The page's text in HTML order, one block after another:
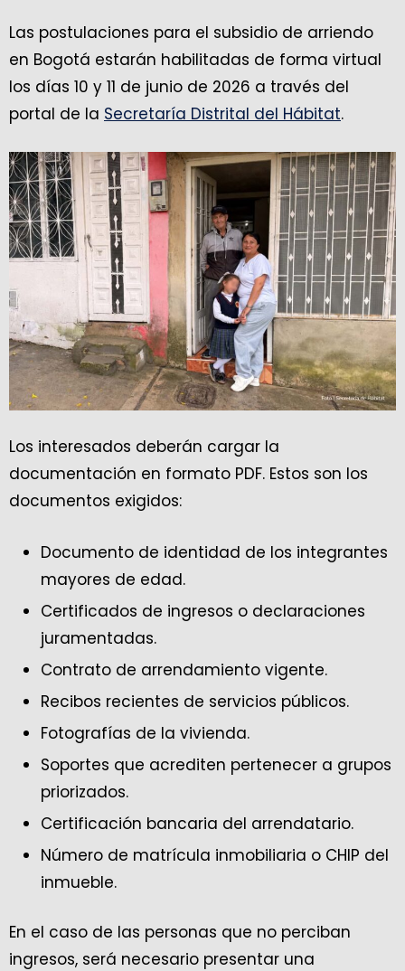
Las postulaciones para el subsidio de arriendo
en Bogotá estarán habilitadas de forma virtual
los días 10 y 11 de junio de 2026 a través del
portal de la Secretaría Distrital del Hábitat.
Los interesados deberán cargar la
documentación en formato PDF. Estos son los
documentos exigidos:
Documento de identidad de los integrantes
mayores de edad.
Certificados de ingresos o declaraciones
juramentadas.
Contrato de arrendamiento vigente.
Recibos recientes de servicios públicos.
Fotografías de la vivienda.
Soportes que acrediten pertenecer a grupos
priorizados.
Certificación bancaria del arrendatario.
Número de matrícula inmobiliaria o CHIP del
inmueble.
En el caso de las personas que no perciban
ingresos, será necesario presentar una